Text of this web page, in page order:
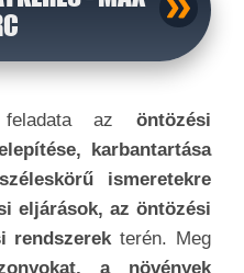
feladata az öntözési
karbantartása
széleskörű ismeretekre
eljárások, az öntözési
rendszerekterén. Meg
a növények